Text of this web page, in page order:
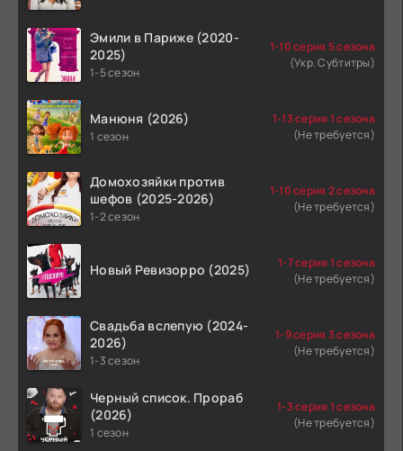
Эмили в Париже (2020-
2025)
1-5 сезон
1-10 серия 5 сезона
(Укр. Субтитры)
Манюня (2026)
1 сезон
1-13 серия 1 сезона
(Не требуется)
Домохозяйки против
шефов (2025-2026)
1-2 сезон
1-10 серия 2 сезона
(Не требуется)
Новый Ревизорро (2025)
1-7 серия 1 сезона
(Не требуется)
Свадьба вслепую (2024-
2026)
1-3 сезон
1-9 серия 3 сезона
(Не требуется)
Черный список. Прораб
(2026)
1 сезон
1-3 серия 1 сезона
(Не требуется)